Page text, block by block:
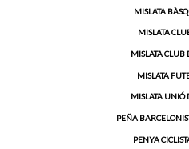
MISLATA
MISLATA
MISLATA CLUB
MISLATA
MISLATA UNIÓ
PEÑA
PENYA